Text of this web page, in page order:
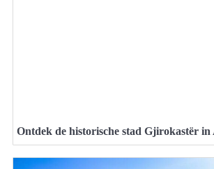
Ontdek de historische stad Gjirokastër in